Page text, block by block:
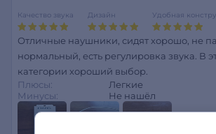
Качество звука Дизайн Удобная
Отличные наушники, сидят хорошо, не
нормальный, есть регулировка звука. В
категории хороший выбор.
Плюсы:
Легкие
Минусы:
Не нашёл